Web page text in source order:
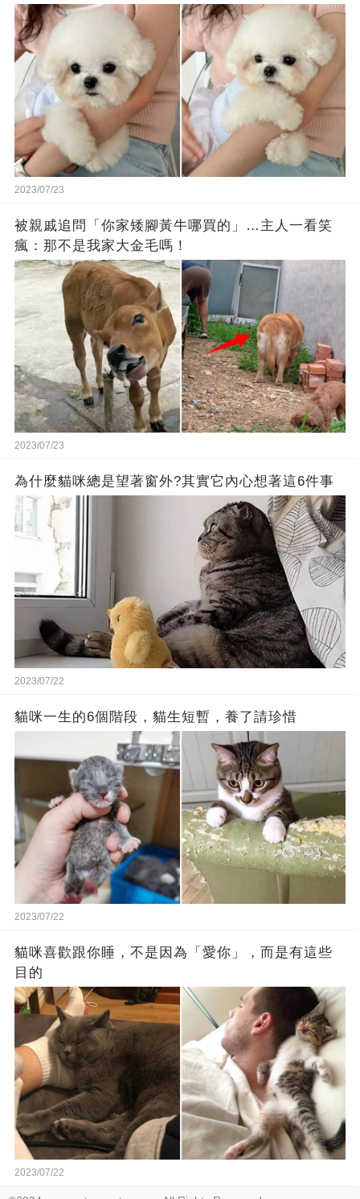
2023/07/23
被親戚追問「你家矮腳黃牛哪買的」…主人一看笑
瘋：那不是我家大金毛嗎！
2023/07/23
為什麼貓咪總是望著窗外?其實它內心想著這6件事
2023/07/22
貓咪一生的6個階段，貓生短暫，養了請珍惜
2023/07/22
貓咪喜歡跟你睡，不是因為「愛你」，而是有這些
目的
2023/07/22